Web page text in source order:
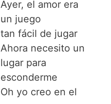
Ayer, el amor era
un juego
tan fácil de jugar
Ahora necesito un
lugar para
esconderme
Oh yo creo en el